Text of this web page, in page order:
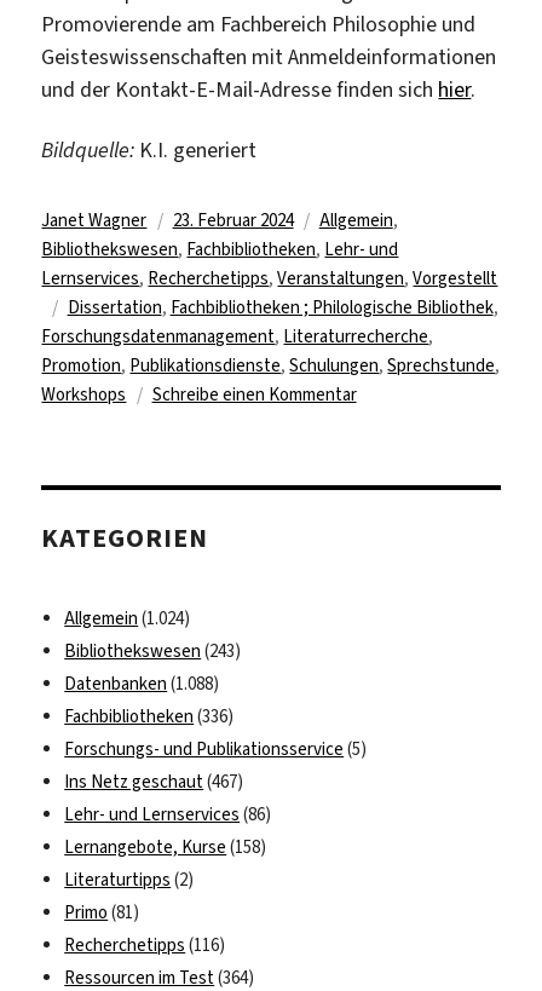
Promovierende am Fachbereich Philosophie und
Geisteswissenschaften mit Anmeldeinformationen
und der Kontakt-E-Mail-Adresse finden sich hier.
Bildquelle: K.I. generiert
Autor
Janet Wagner
Veröffentlicht
am
23. Februar 2024 Kategorien
Allgemein,
Bibliothekswesen, Fachbibliotheken, Lehr- und
Lernservices, Recherchetipps,Veranstaltungen,Vorgestellt
Schlagwörter
Dissertation, Fachbibliotheken ; Philologische Bibliothek,
Forschungsdatenmanagement, Literaturrecherche,
Promotion, Publikationsdienste,Schulungen,Sprechstunde,
Workshops
Schreibe einen Kommentarzu
Promovierende
KATEGORIEN
Allgemein (1.024)
Bibliothekswesen (243)
Datenbanken (1.088)
Fachbibliotheken (336)
Forschungs- und Publikationsservice (5)
Ins Netz geschaut(467)
Lehr- und Lernservices (86)
Lernangebote, Kurse (158)
Literaturtipps (2)
Primo (81)
Recherchetipps (116)
Ressourcen im Test(364)